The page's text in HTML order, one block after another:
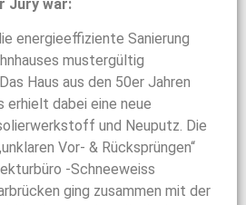
Jury war:
energieeffiziente Sanierung
mustergültig
Haus aus den 50er Jahren
erhielt dabei eine neue
und Neuputz. Die
Vor- & Rücksprüngen“
-Schneeweiss
ging zusammen mit der